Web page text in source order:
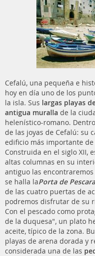
Cefalú, una pequeña e
hoy en día uno de los
la isla. Sus largas playas
antigua muralla de la
helenístico-romano.
de las joyas de Cefalú: su
edificio más importante
Construida en el siglo XII,
altas columnas en su
antiguo las
se halla laPorta de Pescara
de las cuatro puertas de
podremos disfrutar de su
Con el pescado como
de la duquesa", un plato
aceite, típico de la zona.
playas de arena dorada y
considerada una de las